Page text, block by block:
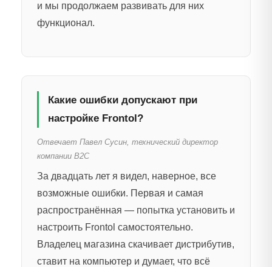
и мы продолжаем развивать для них
функционал.
Какие ошибки допускают при
настройке Frontol?
Отвечает Павел Сусин, технический директор
компании B2C
За двадцать лет я видел, наверное, все
возможные ошибки. Первая и самая
распространённая — попытка установить и
настроить Frontol самостоятельно.
Владелец магазина скачивает дистрибутив,
ставит на компьютер и думает, что всё